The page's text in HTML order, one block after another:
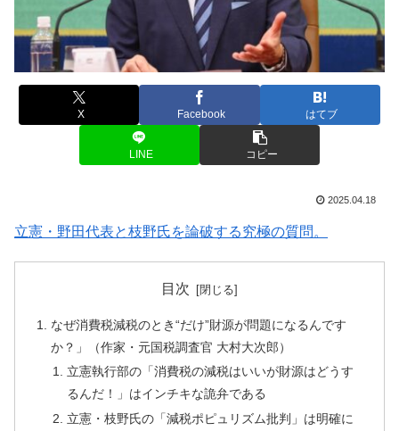
X Facebook はてブ
LINE コピー
2025.04.18
立憲・野田代表と枝野氏を論破する究極の質問。
目次
なぜ消費税減税のとき“だけ”財源が問題になるんです
か？」（作家・元国税調査官 大村大次郎）
立憲執行部の「消費税の減税はいいが財源はどうす
るんだ！」はインチキな詭弁である
立憲・枝野氏の「減税ポピュリズム批判」は明確に